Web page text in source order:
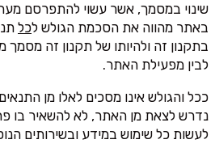
שינוי במסמך, אשר עשוי להתפרסם
באתר מהווה את הסכמת הגולש לכל
בתקנון זה ולהיותו של תקנון זה מסמך
לבין מפעילת האתר.
ככל והגולש אינו מסכים לאלו מן
נדרש לצאת מן האתר, לא להשאיר בו
לעשות כל שימוש במידע ובשירותים